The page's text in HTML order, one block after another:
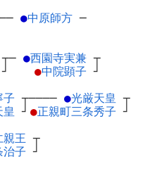
─ ●中原師方 ─
┬
┘
─ ●西園寺実兼 ┬
●中院顕子 ┘
子 ┬
皇 ┘
──── ●光厳天皇 ┬
●正親町三条秀子 ┘
親王 ┬
治子 ┘